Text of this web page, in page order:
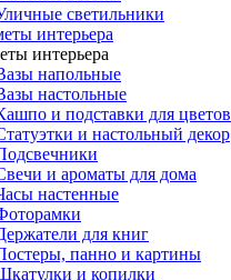
светильники
интерьера
интерьера
напольные
настольные
и подставки для цветов
и настольный декор
и ароматы для дома
настенные
для книг
панно и картины
и копилки